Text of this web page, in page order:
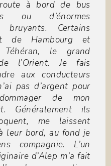
à bord de bus
ou d’énormes
bruyants. Certains
de Hambourg et
le grand
l’Orient. Je fais
aux conducteurs
pas d’argent pour
de mon
Généralement ils
me laissent
leur bord, au fond je
compagnie. L’un
d’Alep m’a fait